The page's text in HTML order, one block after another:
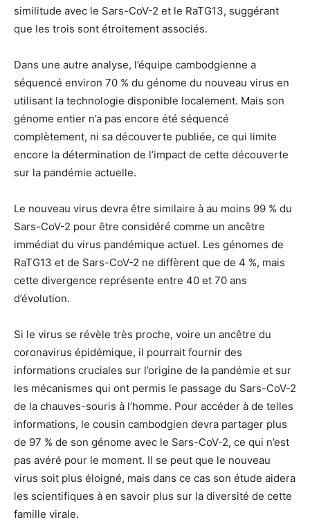
similitude avec le Sars-CoV-2 et le RaTG13, suggérant
que les trois sont étroitement associés.
Dans une autre analyse, l’équipe cambodgienne a
séquencé environ 70 % du génome du nouveau virus en
utilisant la technologie disponible localement. Mais son
génome entier n’a pas encore été séquencé
complètement, ni sa découverte publiée, ce qui limite
encore la détermination de l’impact de cette découverte
sur la pandémie actuelle.
Le nouveau virus devra être similaire à au moins 99 % du
Sars-CoV-2 pour être considéré comme un ancêtre
immédiat du virus pandémique actuel. Les génomes de
RaTG13 et de Sars-CoV-2 ne diffèrent que de 4 %, mais
cette divergence représente entre 40 et 70 ans
d’évolution.
Si le virus se révèle très proche, voire un ancêtre du
coronavirus épidémique, il pourrait fournir des
informations cruciales sur l’origine de la pandémie et sur
les mécanismes qui ont permis le passage du Sars-CoV-2
de la chauves-souris à l’homme. Pour accéder à de telles
informations, le cousin cambodgien devra partager plus
de 97 % de son génome avec le Sars-CoV-2, ce qui n’est
pas avéré pour le moment. Il se peut que le nouveau
virus soit plus éloigné, mais dans ce cas son étude aidera
les scientifiques à en savoir plus sur la diversité de cette
famille virale.